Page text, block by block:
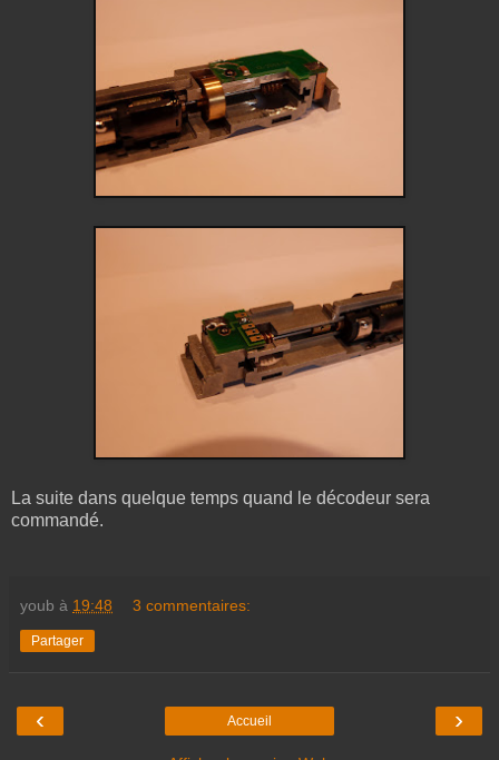
La suite dans quelque temps quand le décodeur sera
commandé.
youb à 19:48 3 commentaires:
Partager
‹ ›
Accueil